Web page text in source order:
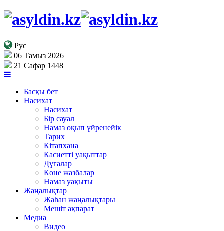
Рус
06 Тамыз 2026
21 Сафар 1448
Басқы бет
Насихат
Насихат
Бір сауал
Намаз оқып үйренейік
Тарих
Кітапхана
Касиетті уақыттар
Дұғалар
Көне жазбалар
Намаз уақыты
Жаңалықтар
Жаһан жаңалықтары
Мешіт ақпарат
Медиа
Видео